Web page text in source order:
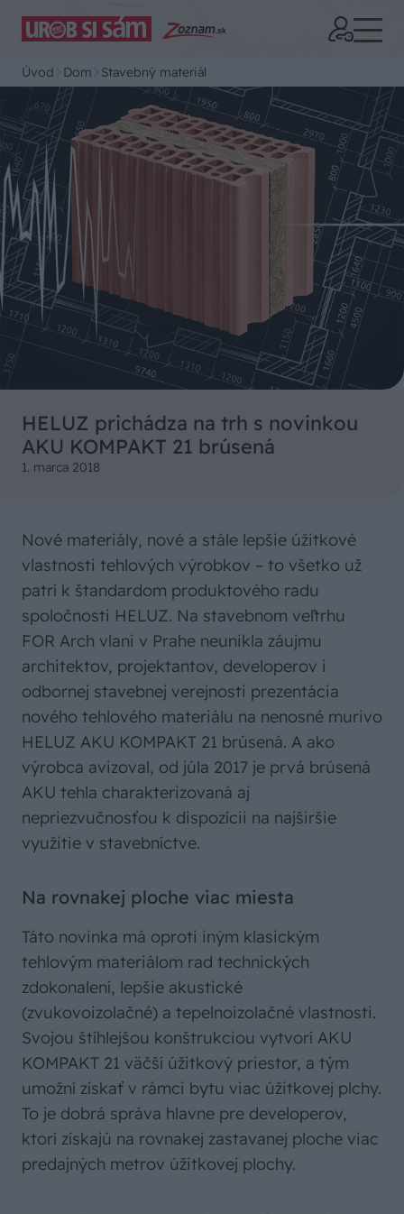
Úvod Dom Stavebný materiál
HELUZ prichádza na trh s novinkou
AKU KOMPAKT 21 brúsená
1. marca 2018
Nové materiály, nové a stále lepšie úžitkové
vlastnosti tehlových výrobkov – to všetko už
patrí k štandardom produktového radu
spoločnosti HELUZ. Na stavebnom veľtrhu
FOR Arch vlani v Prahe neunikla záujmu
architektov, projektantov, developerov i
odbornej stavebnej verejnosti prezentácia
nového tehlového materiálu na nenosné murivo
HELUZ AKU KOMPAKT 21 brúsená. A ako
výrobca avizoval, od júla 2017 je prvá brúsená
AKU tehla charakterizovaná aj
nepriezvučnosťou k dispozícii na najširšie
využitie v stavebníctve.
Na rovnakej ploche viac miesta
Táto novinka má oproti iným klasickým
tehlovým materiálom rad technických
zdokonalení, lepšie akustické
(zvukovoizolačné) a tepelnoizolačné vlastnosti.
Svojou štíhlejšou konštrukciou vytvorí AKU
KOMPAKT 21 väčší úžitkový priestor, a tým
umožní získať v rámci bytu viac úžitkovej plchy.
To je dobrá správa hlavne pre developerov,
ktorí získajú na rovnakej zastavanej ploche viac
predajných metrov úžitkovej plochy.